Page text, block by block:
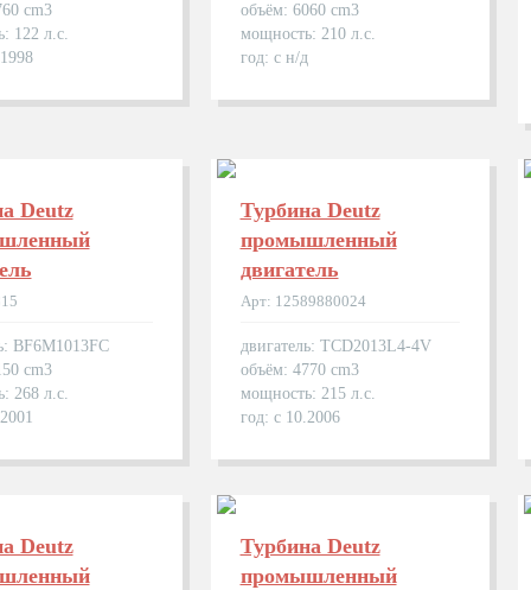
cm3
122 л.с.
объём: 6060 cm3
мощность: 210 л.с.
год: с н/д
Deutz
BF6M1013FC
cm3
268 л.с.
Турбина Deutz
промышленный
двигатель
Арт: 12589880024
двигатель: TCD2013L4-4V
объём: 4770 cm3
мощность: 215 л.с.
год: с 10.2006
Deutz
Турбина Deutz
промышленный